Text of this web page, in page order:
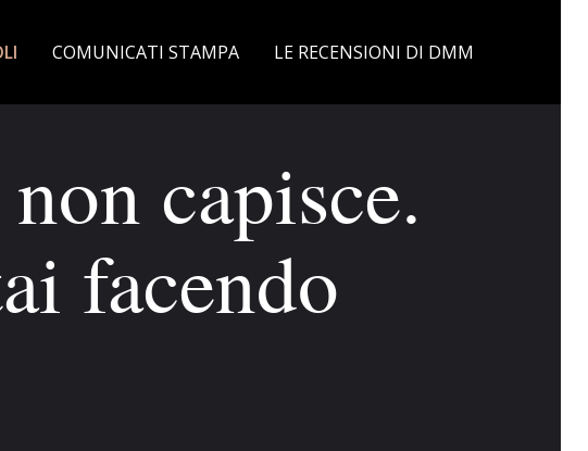
COMUNICATI STAMPA LE RECENSIONI DI DMM
capisce.
facendo